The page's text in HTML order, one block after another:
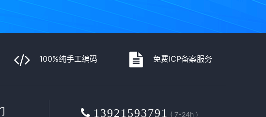
100%纯手工编码 免费ICP备案服务
13921593791 ( 7*24h )